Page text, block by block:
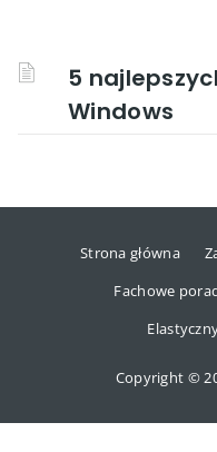
5
Windows
Strona główna
Fachowe
Copyright ©